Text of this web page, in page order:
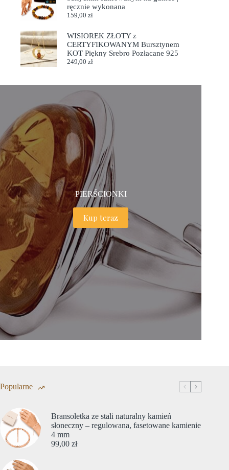
ręcznie wykonana
159,00 zł
WISIOREK ZŁOTY z
CERTYFIKOWANYM Bursztynem
KOT Piękny Srebro Pozłacane 925
249,00 zł
PIERŚCIONKI
Kup teraz
Popularne
Bransoletka ze stali naturalny kamień
słoneczny – regulowana, fasetowane kamienie
4 mm
99,00 zł